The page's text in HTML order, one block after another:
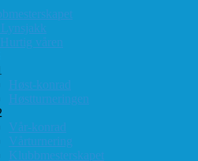
våren
Høst-konrad
Høstturneringen
Vår-konrad
Vårturnering
Klubbmesterskapet